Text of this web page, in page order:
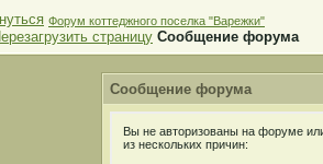
Форум коттеджного поселка "Варежки"
Сообщение форума
Сообщение форума
Вы не авторизованы на форуме
из нескольких причин: